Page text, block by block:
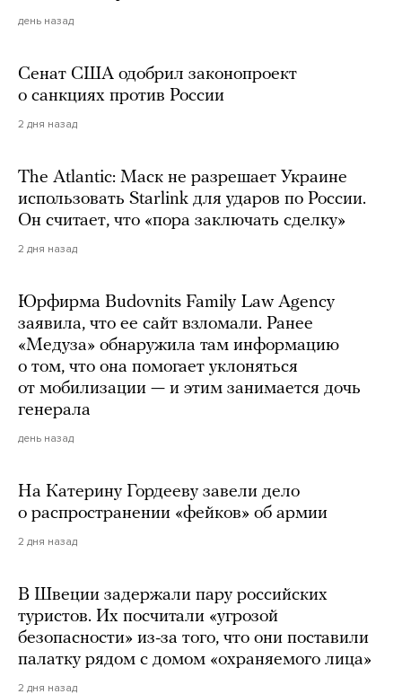
день назад
Сенат США одобрил законопроект
о санкциях против России
2 дня назад
The Atlantic: Маск не разрешает Украине
использовать Starlink для ударов по России.
Он считает, что «пора заключать сделку»
2 дня назад
Юрфирма Budovnits Family Law Agency
заявила, что ее сайт взломали. Ранее
«Медуза» обнаружила там информацию
о том, что она помогает уклоняться
от мобилизации — и этим занимается дочь
генерала
день назад
На Катерину Гордееву завели дело
о распространении «фейков» об армии
2 дня назад
В Швеции задержали пару российских
туристов. Их посчитали «угрозой
безопасности» из-за того, что они поставили
палатку рядом с домом «охраняемого лица»
2 дня назад